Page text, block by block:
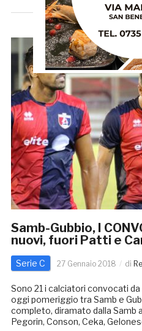
Samb-Gubbio, I
nuovi, fuori Patti e
Serie C 27 Gennaio 2018 di
Sono 21 i calciatori convocati
oggi pomeriggio tra Samb e
completo, diramato dalla
Pegorin, Conson, Ceka,